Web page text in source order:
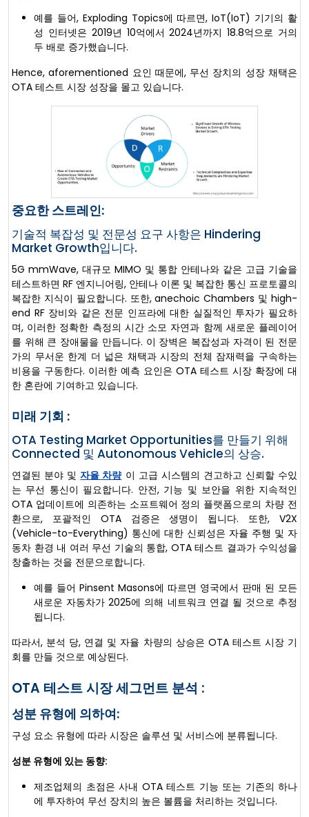
예를 들어, Exploding Topics에 따르면, IoT(IoT) 기기의 활
성 인터넷은 2019년 10억에서 2024년까지 18.8억으로 거의
두 배로 증가했습니다.
Hence, aforementioned 요인 때문에, 무선 장치의 성장 채택은
OTA 테스트 시장 성장을 몰고 있습니다.
중요한 스트레인:
기술적 복잡성 및 전문성 요구 사항은 Hindering
Market Growth입니다.
5G mmWave, 대규모 MIMO 및 통합 안테나와 같은 고급 기술을
테스트하면 RF 엔지니어링, 안테나 이론 및 복잡한 통신 프로토콜의
복잡한 지식이 필요합니다. 또한, anechoic Chambers 및 high-
end RF 장비와 같은 전문 인프라에 대한 실질적인 투자가 필요하
며, 이러한 정확한 측정의 시간 소모 자연과 함께 새로운 플레이어
를 위해 큰 장애물을 만듭니다. 이 장벽은 복잡성과 자격이 된 전문
가의 무서운 한계 더 넓은 채택과 시장의 전체 잠재력을 구속하는
비용을 구동한다. 이러한 예측 요인은 OTA 테스트 시장 확장에 대
한 혼란에 기여하고 있습니다.
미래 기회 :
OTA Testing Market Opportunities를 만들기 위해
Connected 및 Autonomous Vehicle의 상승.
연결된 분야 및자율 차량이 고급 시스템의 견고하고 신뢰할 수있
는 무선 통신이 필요합니다. 안전, 기능 및 보안을 위한 지속적인
OTA 업데이트에 의존하는 소프트웨어 정의 플랫폼으로의 차량 전
환으로, 포괄적인 OTA 검증은 생명이 됩니다. 또한, V2X
(Vehicle-to-Everything) 통신에 대한 신뢰성은 자율 주행 및 자
동차 환경 내 여러 무선 기술의 통합, OTA 테스트 결과가 수익성을
창출하는 것을 전문으로합니다.
예를 들어 Pinsent Masons에 따르면 영국에서 판매 된 모든
새로운 자동차가 2025에 의해 네트워크 연결 될 것으로 추정
됩니다.
따라서, 분석 당, 연결 및 자율 차량의 상승은 OTA 테스트 시장 기
회를 만들 것으로 예상된다.
OTA 테스트 시장 세그먼트 분석 :
성분 유형에 의하여:
구성 요소 유형에 따라 시장은 솔루션 및 서비스에 분류됩니다.
성분 유형에 있는 동향:
제조업체의 초점은 사내 OTA 테스트 기능 또는 기존의 하나
에 투자하여 무선 장치의 높은 볼륨을 처리하는 것입니다.